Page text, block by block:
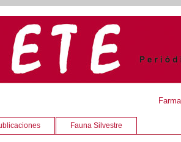
Fauna Silvestre